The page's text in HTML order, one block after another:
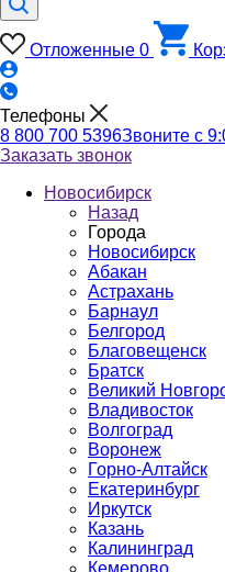
Отложенные 0
Телефоны
8 800 700 5396Звоните с
Заказать звонок
Новосибирск
Назад
Города
Новосибирск
Абакан
Астрахань
Барнаул
Белгород
Благовещенск
Братск
Великий
Владивосток
Волгоград
Воронеж
Горно-Алтайск
Екатеринбург
Иркутск
Казань
Калининград
Кемерово